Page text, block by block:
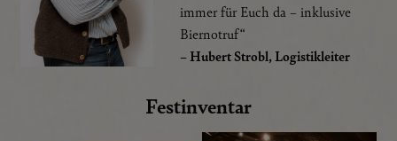
immer für Euch da – inklusive
Biernotruf“
– Hubert Strobl, Logistikleiter
Festinventar